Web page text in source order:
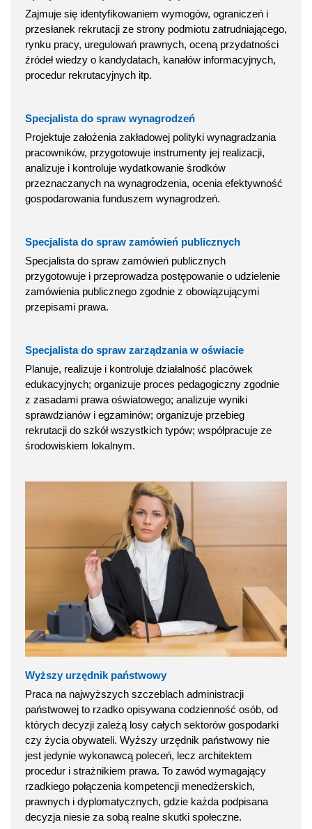
Zajmuje się identyfikowaniem wymogów, ograniczeń i
przesłanek rekrutacji ze strony podmiotu zatrudniającego,
rynku pracy, uregulowań prawnych, oceną przydatności
źródeł wiedzy o kandydatach, kanałów informacyjnych,
procedur rekrutacyjnych itp.
Specjalista do spraw wynagrodzeń
Projektuje założenia zakładowej polityki wynagradzania
pracowników, przygotowuje instrumenty jej realizacji,
analizuje i kontroluje wydatkowanie środków
przeznaczanych na wynagrodzenia, ocenia efektywność
gospodarowania funduszem wynagrodzeń.
Specjalista do spraw zamówień publicznych
Specjalista do spraw zamówień publicznych
przygotowuje i przeprowadza postępowanie o udzielenie
zamówienia publicznego zgodnie z obowiązującymi
przepisami prawa.
Specjalista do spraw zarządzania w oświacie
Planuje, realizuje i kontroluje działalność placówek
edukacyjnych; organizuje proces pedagogiczny zgodnie
z zasadami prawa oświatowego; analizuje wyniki
sprawdzianów i egzaminów; organizuje przebieg
rekrutacji do szkół wszystkich typów; współpracuje ze
środowiskiem lokalnym.
Wyższy urzędnik państwowy
Praca na najwyższych szczeblach administracji
państwowej to rzadko opisywana codzienność osób, od
których decyzji zależą losy całych sektorów gospodarki
czy życia obywateli. Wyższy urzędnik państwowy nie
jest jedynie wykonawcą poleceń, lecz architektem
procedur i strażnikiem prawa. To zawód wymagający
rzadkiego połączenia kompetencji menedżerskich,
prawnych i dyplomatycznych, gdzie każda podpisana
decyzja niesie za sobą realne skutki społeczne.